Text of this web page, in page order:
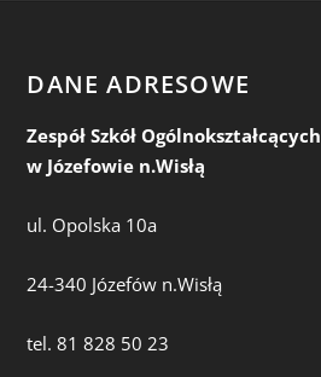
DANE ADRESOWE
Zespół Szkół Ogólnokształcących
w Józefowie n.Wisłą
ul. Opolska 10a
24-340 Józefów n.Wisłą
tel. 81 828 50 23